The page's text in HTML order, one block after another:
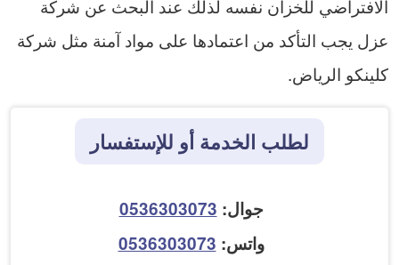
الافتراضي للخزان نفسه لذلك عند البحث عن شركة
عزل يجب التأكد من اعتمادها على مواد آمنة مثل شركة
كلينكو الرياض.
لطلب الخدمة أو للإستفسار
جوال: 0536303073
واتس: 0536303073